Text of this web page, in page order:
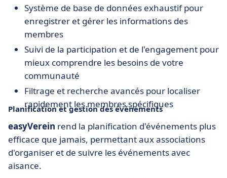
Système de base de données exhaustif pour
enregistrer et gérer les informations des
membres
Suivi de la participation et de l'engagement pour
mieux comprendre les besoins de votre
communauté
Filtrage et recherche avancés pour localiser
rapidement les membres spécifiques
Planification et gestion des événements
easyVerein rend la planification d'événements plus
efficace que jamais, permettant aux associations
d'organiser et de suivre les événements avec
aisance.